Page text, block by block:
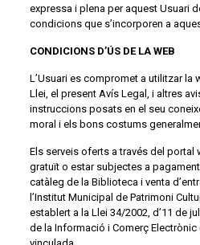
expressa i plena per aquest Usuari
condicions que s’incorporen a
CONDICIONS D’ÚS DE LA WEB
L’Usuari es compromet a utilitzar
Llei, el present Avís Legal, i altres
instruccions posats en el seu
moral i els bons costums
Els serveis oferts a través del portal
gratuït o estar subjectes a
catàleg de la Biblioteca i venta
l’Institut Municipal de Patrimoni
establert a la Llei 34/2002, d’11 de
de la Informació i Comerç Electrònic